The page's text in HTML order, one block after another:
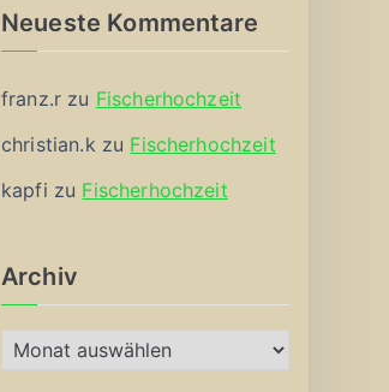
Neueste Kommentare
franz.r zu Fischerhochzeit
christian.k zu Fischerhochzeit
kapfi zu Fischerhochzeit
Archiv
r